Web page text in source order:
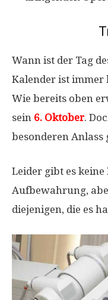
Wann ist der Tag
Kalender ist immer
Wie bereits oben
sein 6. Oktober.
besonderen
Leider gibt es
Aufbewahrung,
diejenigen, die es